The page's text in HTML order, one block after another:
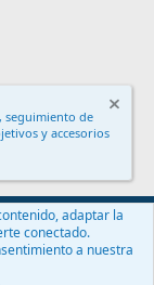
Ayuda
seguimiento de
y accesorios
adaptar la
conectado.
a nuestra